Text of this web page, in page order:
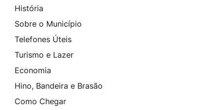
História
Sobre o Município
Telefones Úteis
Turismo e Lazer
Economia
Hino, Bandeira e Brasão
Como Chegar